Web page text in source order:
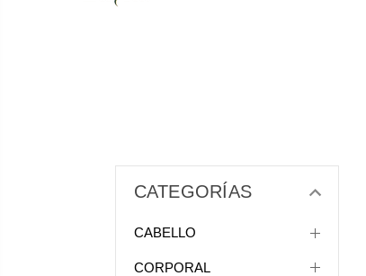
CATEGORÍAS
CABELLO
CORPORAL